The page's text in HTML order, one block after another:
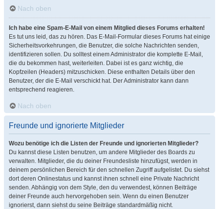
Nach oben
Ich habe eine Spam-E-Mail von einem Mitglied dieses Forums erhalten!
Es tut uns leid, das zu hören. Das E-Mail-Formular dieses Forums hat einige
Sicherheitsvorkehrungen, die Benutzer, die solche Nachrichten senden,
identifizieren sollen. Du solltest einem Administrator die komplette E-Mail,
die du bekommen hast, weiterleiten. Dabei ist es ganz wichtig, die
Kopfzeilen (Headers) mitzuschicken. Diese enthalten Details über den
Benutzer, der die E-Mail verschickt hat. Der Administrator kann dann
entsprechend reagieren.
Nach oben
Freunde und ignorierte Mitglieder
Wozu benötige ich die Listen der Freunde und ignorierten Mitglieder?
Du kannst diese Listen benutzen, um andere Mitglieder des Boards zu
verwalten. Mitglieder, die du deiner Freundesliste hinzufügst, werden in
deinem persönlichen Bereich für den schnellen Zugriff aufgelistet. Du siehst
dort deren Onlinestatus und kannst ihnen schnell eine Private Nachricht
senden. Abhängig von dem Style, den du verwendest, können Beiträge
deiner Freunde auch hervorgehoben sein. Wenn du einen Benutzer
ignorierst, dann siehst du seine Beiträge standardmäßig nicht.